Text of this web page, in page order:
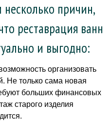
причин,
реставрация ванн
и выгодно:
организовать
Не только сама новая
больших финансовых
старого изделия